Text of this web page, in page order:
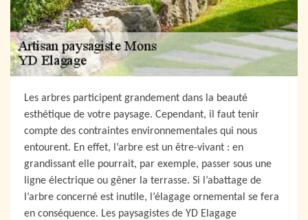
Les arbres participent grandement dans la beauté
esthétique de votre paysage. Cependant, il faut tenir
compte des contraintes environnementales qui nous
entourent. En effet, l’arbre est un être-vivant : en
grandissant elle pourrait, par exemple, passer sous une
ligne électrique ou gêner la terrasse. Si l’abattage de
l’arbre concerné est inutile, l’élagage ornemental se fera
en conséquence. Les paysagistes de YD Elagage